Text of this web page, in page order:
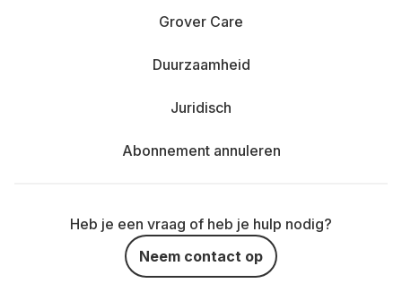
Grover Care
Duurzaamheid
Juridisch
Abonnement annuleren
Heb je een vraag of heb je hulp nodig?
Neem contact op